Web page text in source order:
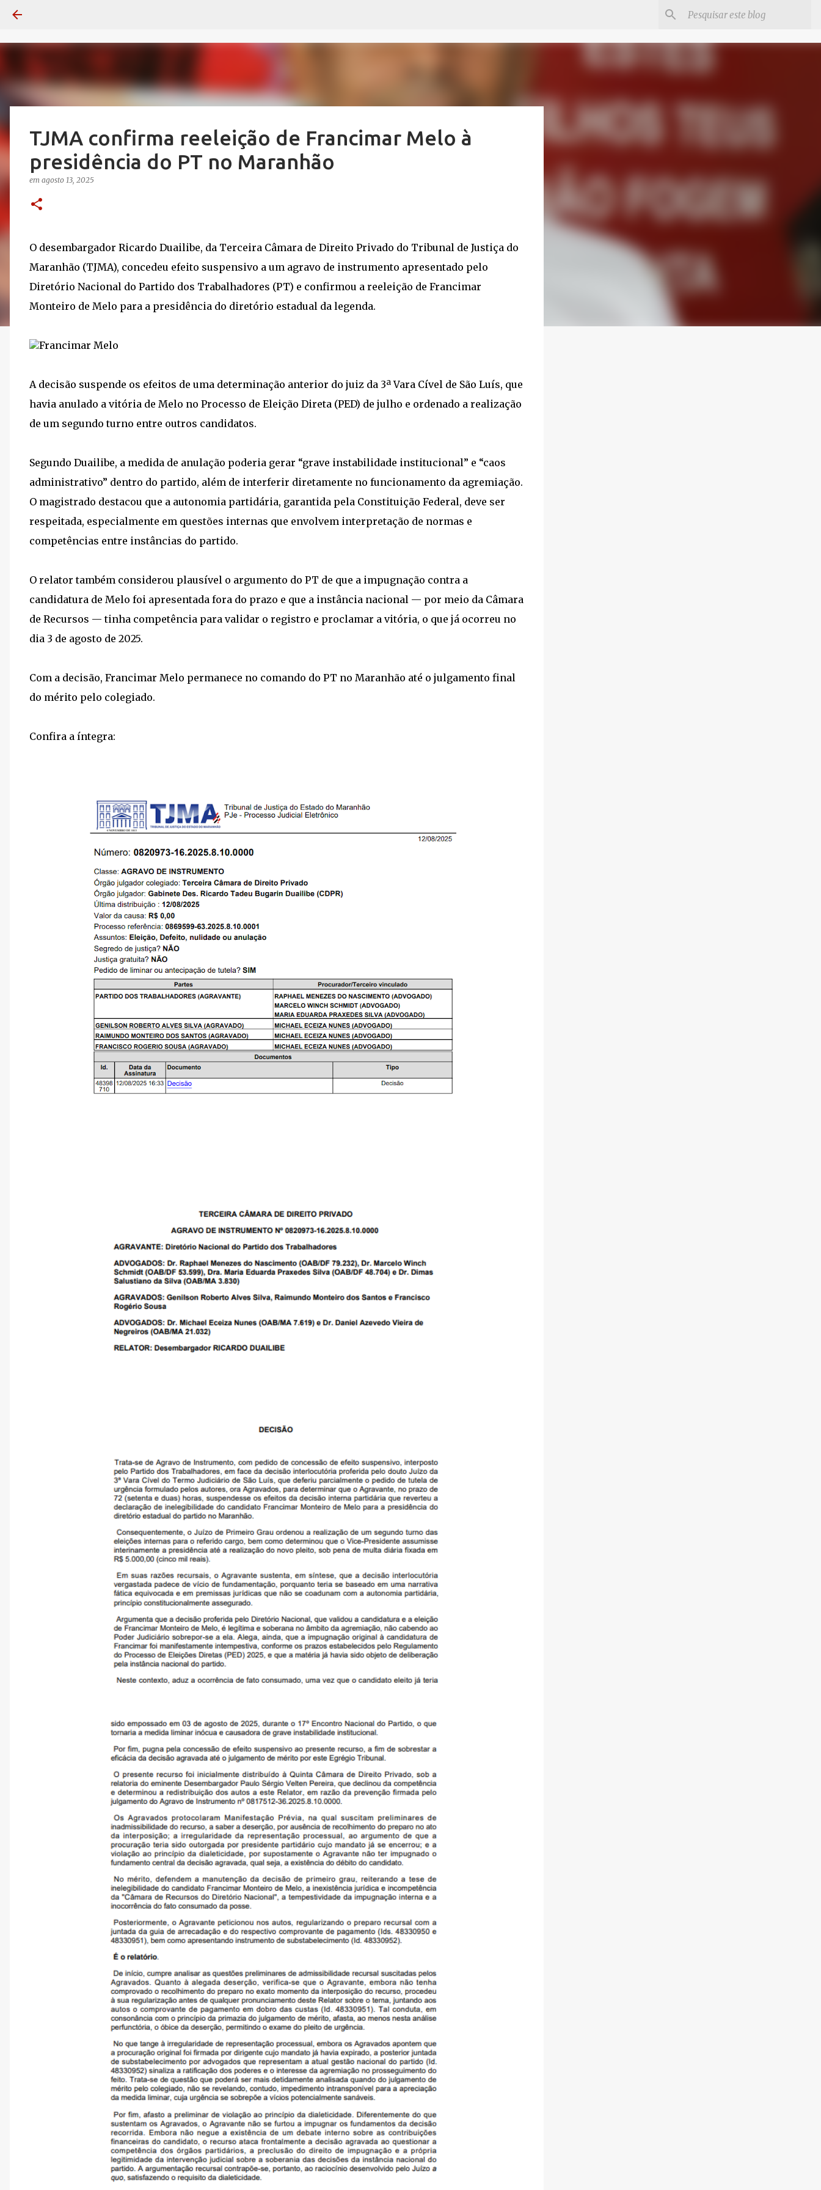
TJMA confirma reeleição de Francimar Melo à
presidência do PT no Maranhão
em agosto 13, 2025
O desembargador Ricardo Duailibe, da Terceira Câmara de Direito Privado do Tribunal de Justiça do
Maranhão (TJMA), concedeu efeito suspensivo a um agravo de instrumento apresentado pelo
Diretório Nacional do Partido dos Trabalhadores (PT) e confirmou a reeleição de Francimar
Monteiro de Melo para a presidência do diretório estadual da legenda.
Francimar Melo
A decisão suspende os efeitos de uma determinação anterior do juiz da 3ª Vara Cível de São Luís, que
havia anulado a vitória de Melo no Processo de Eleição Direta (PED) de julho e ordenado a realização
de um segundo turno entre outros candidatos.
Segundo Duailibe, a medida de anulação poderia gerar “grave instabilidade institucional” e “caos
administrativo” dentro do partido, além de interferir diretamente no funcionamento da agremiação.
O magistrado destacou que a autonomia partidária, garantida pela Constituição Federal, deve ser
respeitada, especialmente em questões internas que envolvem interpretação de normas e
competências entre instâncias do partido.
O relator também considerou plausível o argumento do PT de que a impugnação contra a
candidatura de Melo foi apresentada fora do prazo e que a instância nacional — por meio da Câmara
de Recursos — tinha competência para validar o registro e proclamar a vitória, o que já ocorreu no
dia 3 de agosto de 2025.
Com a decisão, Francimar Melo permanece no comando do PT no Maranhão até o julgamento final
do mérito pelo colegiado.
Confira a íntegra: